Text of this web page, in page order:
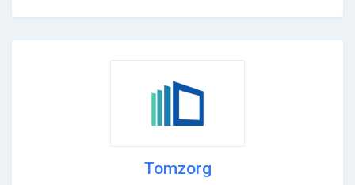
Tomzorg